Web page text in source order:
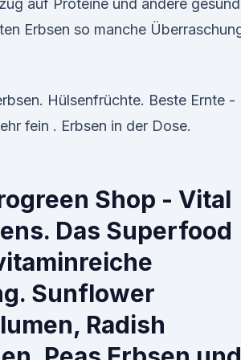
auf Proteine und andere
Erbsen so manche
Hülsenfrüchte. Beste Ernte -
fein . Erbsen in der Dose.
Shop - Vital
Das Superfood
Sunflower
Radish